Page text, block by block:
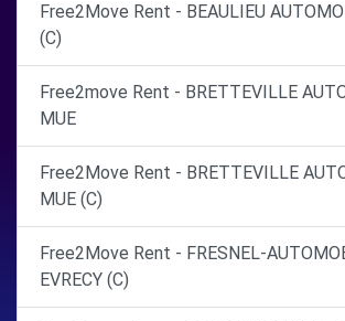
Free2Move Rent - BEAULIEU
(C)
Free2move Rent - BRETTEVILLE
MUE
Free2Move Rent - BRETTEVILLE
MUE (C)
Free2Move Rent - FRESNEL-
EVRECY (C)